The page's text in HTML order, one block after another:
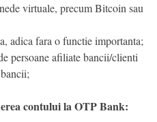
virtuale, precum Bitcoin sau
adica fara o functie importanta;
persoane afiliate bancii/clienti
contului la OTP Bank: